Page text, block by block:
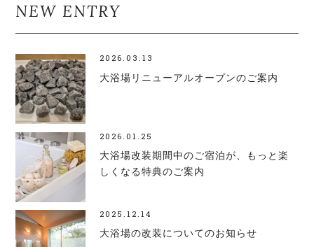
NEW ENTRY
2026.03.13
大浴場リニューアルオープンのご案内
2026.01.25
大浴場改装期間中のご宿泊が、もっと楽
しくなる特典のご案内
2025.12.14
大浴場の改装についてのお知らせ